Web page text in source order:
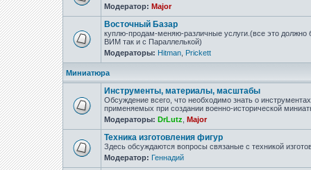
Модератор: Major
Восточный Базар
куплю-продам-меняю-различные услуги.(все это должно
ВИМ так и с Параллелькой)
Модераторы: Hitman Prickett
Миниатюра
Инструменты, материалы, масштабы
Обсуждение всего, что необходимо знать о
применяемых при создании военно-исторической
Модераторы: DrLutz Major
Техника изготовления фигур
Здесь обсуждаются вопросы связаные с техникой
Модератор: Геннадий